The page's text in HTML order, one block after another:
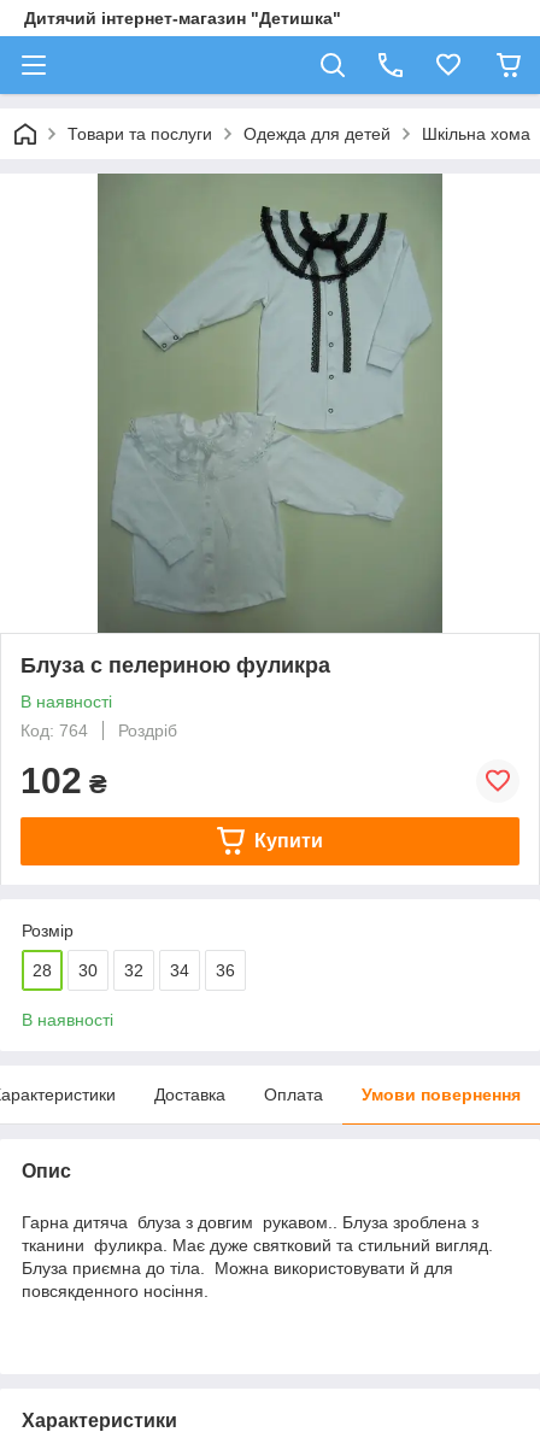
Дитячий інтернет-магазин "Детишка"
Товари та послуги Одежда для детей Шкільна хома
Блуза с пелериною фуликра
В наявності
Код: 764
Роздріб
102 ₴
Купити
Розмір
28 30 32 34 36
В наявності
Доставка Оплата Умови повернення
Опис
Гарна дитяча блуза з довгим рукавом.. Блуза зроблена з
тканини фуликра. Має дуже святковий та стильний вигляд.
Блуза приємна до тіла. Можна використовувати й для
повсякденного носіння.
Характеристики